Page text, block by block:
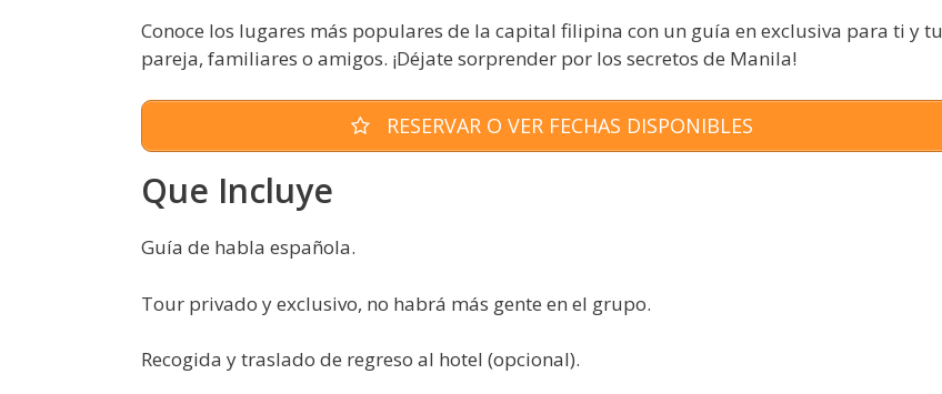
Conoce los lugares más populares de la capital filipina con un guía en exclusiva para ti y tu
pareja, familiares o amigos. ¡Déjate sorprender por los secretos de Manila!
RESERVAR O VER FECHAS DISPONIBLES
Que Incluye
Guía de habla española.
Tour privado y exclusivo, no habrá más gente en el grupo.
Recogida y traslado de regreso al hotel (opcional).